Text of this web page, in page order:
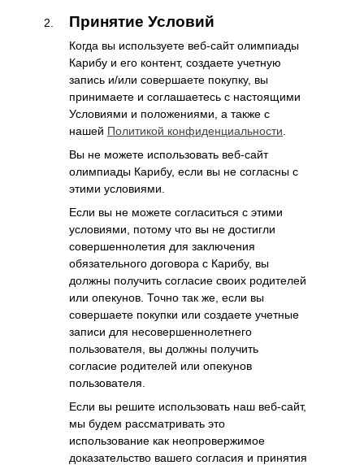
Принятие Условий
Когда вы используете веб-сайт олимпиады
Карибу и его контент, создаете учетную
запись и/или совершаете покупку, вы
принимаете и соглашаетесь с настоящими
Условиями и положениями, а также с
нашей Политикой конфиденциальности
Вы не можете использовать веб-сайт
олимпиады Карибу, если вы не согласны с
этими условиями.
Если вы не можете согласиться с этими
условиями, потому что вы не достигли
совершеннолетия для заключения
обязательного договора с Карибу, вы
должны получить согласие своих родителей
или опекунов. Точно так же, если вы
совершаете покупки или создаете учетные
записи для несовершеннолетнего
пользователя, вы должны получить
согласие родителей или опекунов
пользователя.
Если вы решите использовать наш веб-сайт,
мы будем рассматривать это
использование как неопровержимое
доказательство вашего согласия и принятия